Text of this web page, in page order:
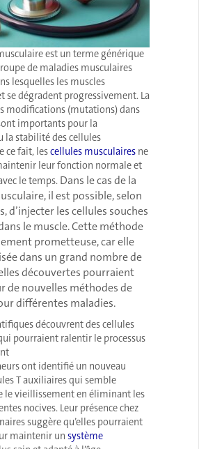
est un terme générique
de maladies musculaires
lesquelles les muscles
se dégradent progressivement. La
modifications (mutations) dans
importants pour la
la stabilité des cellules
ce fait, lescellules musculaires ne
leur fonction normale et
le temps. Dans le cas de la
il est possible, selon
d’injecter les cellules souches
le muscle. Cette méthode
prometteuse, car elle
dans un grand nombre de
découvertes pourraient
de nouvelles méthodes de
différentes maladies.
découvrent des cellules
pourraient ralentir le processus
ont identifié un nouveau
T auxiliaires qui semble
le vieillissement en éliminant les
nocives. Leur présence chez
suggère qu’elles pourraient
maintenir un système